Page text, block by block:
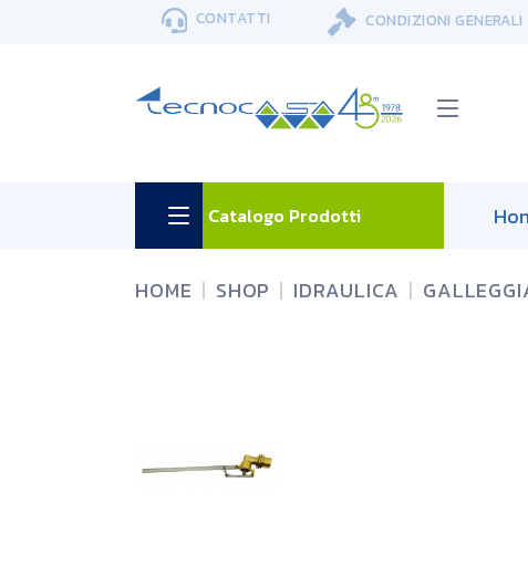
CONTATTI CONDIZIONI GENERALI
Catalogo Prodotti
HOME SHOP IDRAULICA